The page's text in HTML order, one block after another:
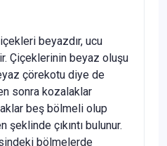
beyazdır, ucu
Çiçeklerinin beyaz oluşu
çörekotu diye de
sonra koza­laklar
beş bölmeli olup
çıkıntı bulunur.
bölmelerde